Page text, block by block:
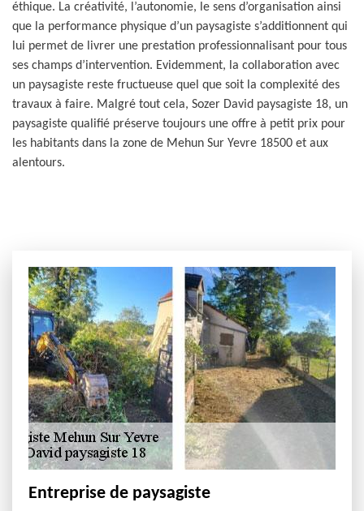
éthique. La créativité, l’autonomie, le sens d’organisation ainsi
que la performance physique d’un paysagiste s’additionnent qui
lui permet de livrer une prestation professionnalisant pour tous
ses champs d’intervention. Evidemment, la collaboration avec
un paysagiste reste fructueuse quel que soit la complexité des
travaux à faire. Malgré tout cela, Sozer David paysagiste 18, un
paysagiste qualifié préserve toujours une offre à petit prix pour
les habitants dans la zone de Mehun Sur Yevre 18500 et aux
alentours.
Entreprise de paysagiste